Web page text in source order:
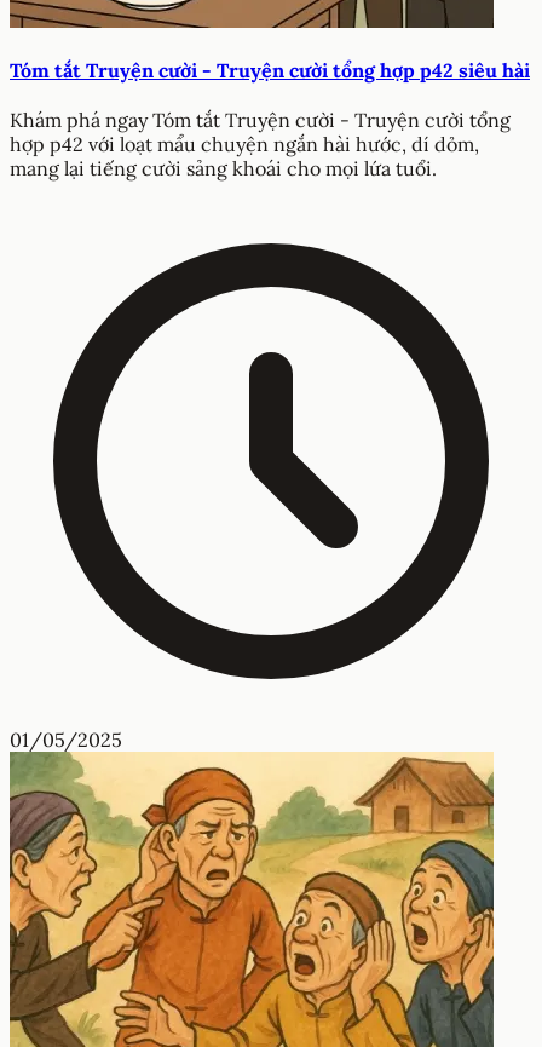
Tóm tắt Truyện cười - Truyện cười tổng hợp p42 siêu hài
Khám phá ngay Tóm tắt Truyện cười - Truyện cười tổng
hợp p42 với loạt mẩu chuyện ngắn hài hước, dí dỏm,
mang lại tiếng cười sảng khoái cho mọi lứa tuổi.
01/05/2025